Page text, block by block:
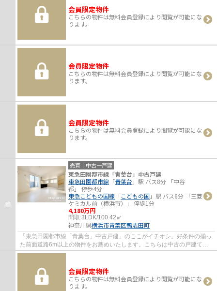
会員限定物件
こちらの物件は無料会員登録により閲覧が可能にな
ります。
会員限定物件
こちらの物件は無料会員登録により閲覧が可能にな
ります。
会員限定物件
こちらの物件は無料会員登録により閲覧が可能にな
ります。
売買｜中古一戸建
東急田園都市線「青葉台」中古戸建
東急田園都市線 「青葉台 」駅 バス8分 「中谷
都」 停歩4分
東急こどもの国線 「こどもの国」駅 バス6分 「三菱
ケミカル前（横浜市）」 停歩1分
4,180万円
間取:3LDK/100.42㎡
神奈川県横浜市青葉区鴨志田町
「東急田園都市線「青葉台」中古戸建」のここがイチオシ。好条件の揃っ
た前面道路6m以上の物件をお薦めいたします。こちらは中古の戸建て物
件です。横浜市青葉区に特化した当社には、...
会員限定物件
こちらの物件は無料会員登録により閲覧が可能にな
ります。